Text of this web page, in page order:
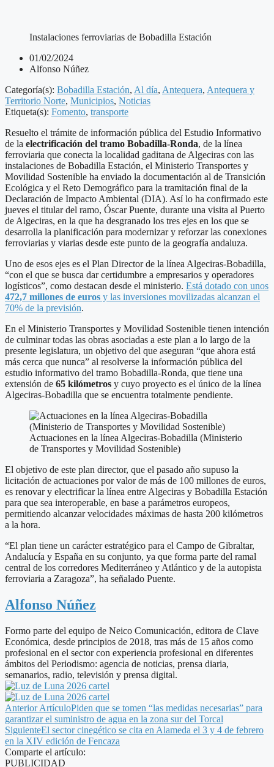
Instalaciones ferroviarias de Bobadilla Estación
01/02/2024
Alfonso Núñez
Categoría(s): Bobadilla Estación, Al día, Antequera, Antequera y
Territorio Norte, Municipios, Noticias
Etiqueta(s): Fomento, transporte
Resuelto el trámite de información pública del Estudio Informativo
de la electrificación del tramo Bobadilla-Ronda, de la línea
ferroviaria que conecta la localidad gaditana de Algeciras con las
instalaciones de Bobadilla Estación, el Ministerio Transportes y
Movilidad Sostenible ha enviado la documentación al de Transición
Ecológica y el Reto Demográfico para la tramitación final de la
Declaración de Impacto Ambiental (DIA). Así lo ha confirmado este
jueves el titular del ramo, Óscar Puente, durante una visita al Puerto
de Algeciras, en la que ha desgranado los tres ejes en los que se
desarrolla la planificación para modernizar y reforzar las conexiones
ferroviarias y viarias desde este punto de la geografía andaluza.
Uno de esos ejes es el Plan Director de la línea Algeciras-Bobadilla,
“con el que se busca dar certidumbre a empresarios y operadores
logísticos”, como destacan desde el ministerio. Está dotado con unos
472,7 millones de euros y las inversiones movilizadas alcanzan el
70% de la previsión.
En el Ministerio Transportes y Movilidad Sostenible tienen intención
de culminar todas las obras asociadas a este plan a lo largo de la
presente legislatura, un objetivo del que aseguran “que ahora está
más cerca que nunca” al resolverse la información pública del
estudio informativo del tramo Bobadilla-Ronda, que tiene una
extensión de 65 kilómetros y cuyo proyecto es el único de la línea
Algeciras-Bobadilla que se encuentra totalmente pendiente.
Actuaciones en la línea Algeciras-Bobadilla (Ministerio
de Transportes y Movilidad Sostenible)
El objetivo de este plan director, que el pasado año supuso la
licitación de actuaciones por valor de más de 100 millones de euros,
es renovar y electrificar la línea entre Algeciras y Bobadilla Estación
para que sea interoperable, en base a parámetros europeos,
permitiendo alcanzar velocidades máximas de hasta 200 kilómetros
a la hora.
“El plan tiene un carácter estratégico para el Campo de Gibraltar,
Andalucía y España en su conjunto, ya que forma parte del ramal
central de los corredores Mediterráneo y Atlántico y de la autopista
ferroviaria a Zaragoza”, ha señalado Puente.
Alfonso Núñez
Formo parte del equipo de Neico Comunicación, editora de Clave
Económica, desde principios de 2018, tras más de 15 años como
profesional en el sector con experiencia profesional en diferentes
ámbitos del Periodismo: agencia de noticias, prensa diaria,
semanarios, radio, televisión y prensa digital.
Anterior ArtículoPiden que se tomen “las medidas necesarias” para
garantizar el suministro de agua en la zona sur del Torcal
SiguienteEl sector cinegético se cita en Alameda el 3 y 4 de febrero
en la XIV edición de Fencaza
Comparte el artículo:
PUBLICIDAD